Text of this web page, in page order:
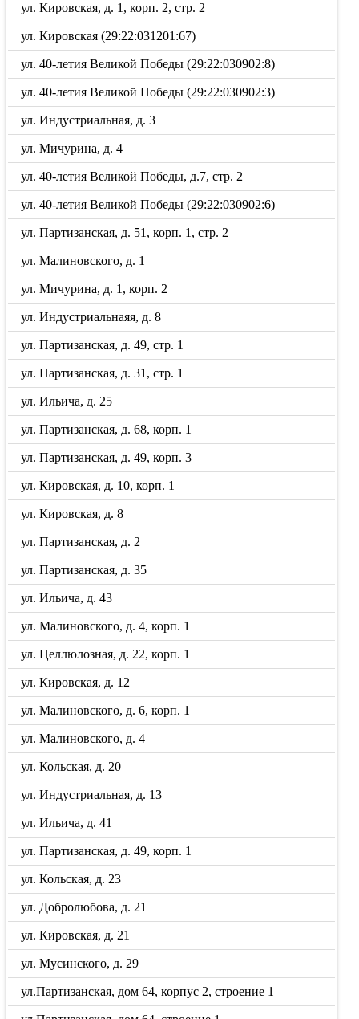
ул. Кировская, д. 1, корп. 2, стр. 2
ул. Кировская (29:22:031201:67)
ул. 40-летия Великой Победы (29:22:030902:8)
ул. 40-летия Великой Победы (29:22:030902:3)
ул. Индустриальная, д. 3
ул. Мичурина, д. 4
ул. 40-летия Великой Победы, д.7, стр. 2
ул. 40-летия Великой Победы (29:22:030902:6)
ул. Партизанская, д. 51, корп. 1, стр. 2
ул. Малиновского, д. 1
ул. Мичурина, д. 1, корп. 2
ул. Индустриальнаяя, д. 8
ул. Партизанская, д. 49, стр. 1
ул. Партизанская, д. 31, стр. 1
ул. Ильича, д. 25
ул. Партизанская, д. 68, корп. 1
ул. Партизанская, д. 49, корп. 3
ул. Кировская, д. 10, корп. 1
ул. Кировская, д. 8
ул. Партизанская, д. 2
ул. Партизанская, д. 35
ул. Ильича, д. 43
ул. Малиновского, д. 4, корп. 1
ул. Целлюлозная, д. 22, корп. 1
ул. Кировская, д. 12
ул. Малиновского, д. 6, корп. 1
ул. Малиновского, д. 4
ул. Кольская, д. 20
ул. Индустриальная, д. 13
ул. Ильича, д. 41
ул. Партизанская, д. 49, корп. 1
ул. Кольская, д. 23
ул. Добролюбова, д. 21
ул. Кировская, д. 21
ул. Мусинского, д. 29
ул.Партизанская, дом 64, корпус 2, строение 1